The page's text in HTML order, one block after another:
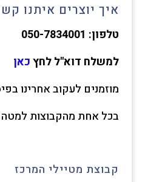
איך יוצרים איתנו
טלפון: 050-7834001
למשלח דוא"ל לחץכאן
מוזמנים לעקוב אחרינו
בכל אחת מהקבוצות למטה
קבוצת מטיילי המרכז